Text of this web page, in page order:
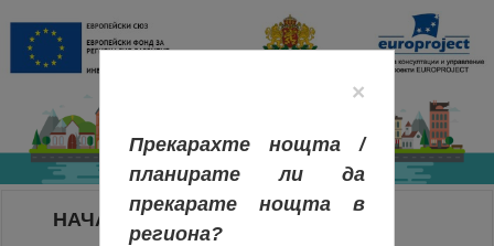
НАЧАЛО
×
Прекарахте нощта /
планирате ли да
прекарате нощта в
региона?